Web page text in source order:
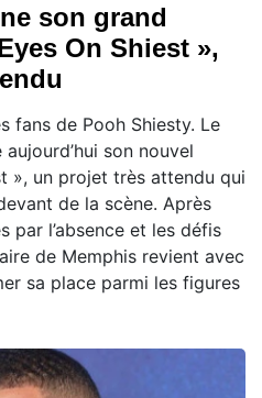
son grand
On Shiest »,
fans de Pooh Shiesty. Le
son nouvel
», un projet très attendu qui
de la scène. Après
par l’absence et les défis
de Memphis revient avec
sa place parmi les figures